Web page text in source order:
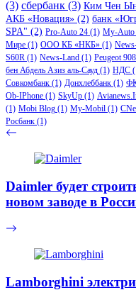
(3) сбербанк (3) Ким Чен
АКБ «Новация» (2) банк
SPA" (2) Pro-Auto 24 (1) My-Auto
Мире (1) ООО КБ «НКБ» (1)
S60R (1) News-Land (1) Peugeot
бен Абдель Азиз аль-Сауд (1) НДС
Совкомбанк (1) Донхлеббанк (1)
Ob-IPhone (1) SkyUp (1)
(1) Mobi Blog (1) My-Mobil (1)
Росбанк (1)
Daimler будет
новом заводе в
Lamborghini